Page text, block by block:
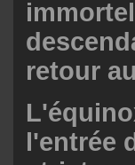
retour
l'entrée